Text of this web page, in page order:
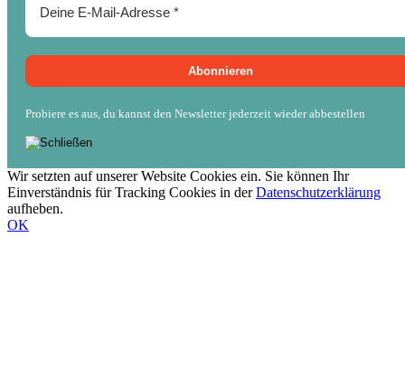
Probiere es aus, du kannst den Newsletter jederzeit wieder abbestellen
Wir setzten auf unserer Website Cookies ein. Sie können Ihr
Einverständnis für Tracking Cookies in derDatenschutzerklärung
aufheben.
OK